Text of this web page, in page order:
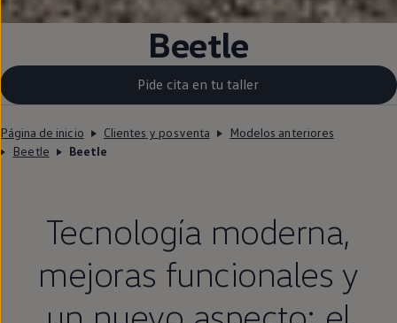
Beetle
Pide cita en tu taller
Página de inicio Clientes y posventa
Modelos anteriores
Beetle
Beetle
Tecnología moderna,
mejoras funcionales y